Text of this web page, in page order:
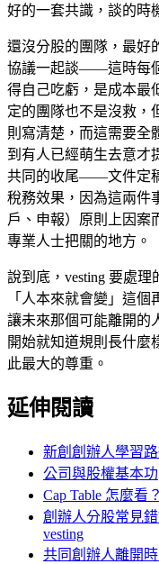
好的一套共識，談的時
還沒分股的團隊，最好
協議一起談——這時每
得自己吃虧，是成本最
定的團隊也不是沒救，
則寫清楚，而這需要全
到有人已經萌生去意才
共同的收尾——文件定
稅務效果，因為這兩件
戶、申報）原則上因案
專業人士把關的地方。
說到底，vesting 要處
「人本來就會變」這
讓未來那個可能離開的
開始就知道規則長什
此最大的尊重。
延伸閱讀
新創創辦人學習
公司與股權基本功
Cap Table 怎麼看
創辦人分股常見
vesting
共同創辦人離開